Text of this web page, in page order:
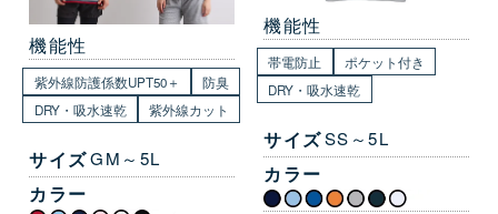
機能性
紫外線防護係数UPT50＋
防臭
DRY・吸水速乾
紫外線カット
サイズGM～5L
カラー
機能性
帯電防止
ポケット付き
DRY・吸水速乾
サイズSS～5L
カラー